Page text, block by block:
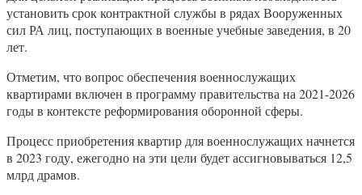
установить срок контрактной службы в рядах Вооруженных
сил РА лиц, поступающих в военные учебные заведения, в 20
лет.
Отметим, что вопрос обеспечения военнослужащих
квартирами включен в программу правительства на 2021-2026
годы в контексте реформирования оборонной сферы.
Процесс приобретения квартир для военнослужащих начнется
в 2023 году, ежегодно на эти цели будет ассигновываться 12,5
млрд драмов.